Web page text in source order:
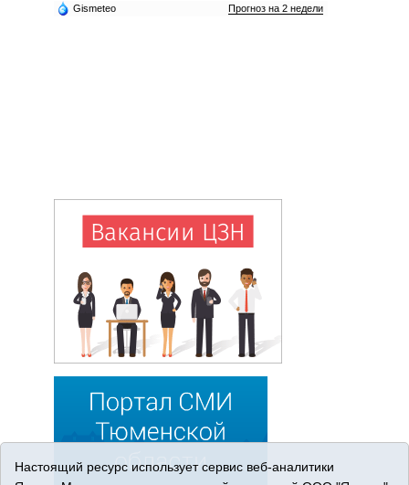
Gismeteo Прогноз на 2 недели
Настоящий ресурс использует сервис веб-аналитики